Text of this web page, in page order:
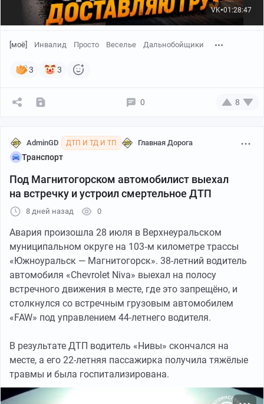
VK●01:28:47
[моё] Инвалид Просто Веселье Дальнобойщики
3 3
0 8
AdminGD ДТП И ТД И ТП Главная Дорога
Транспорт
Под Магнитогорском автомобилист выехал
на встречку и устроил смертельное ДТП
8 дней назад 0
Авария произошла 28 июля в Верхнеуральском
муниципальном округе на 103‑м километре трассы
«Южноуральск — Магнитогорск». 38-летний водитель
автомобиля «Chevrolet Niva» выехал на полосу
встречного движения в месте, где это запрещёно, и
столкнулся со встречным грузовым автомобилем
«FAW» под управлением 44-летнего водителя.
В результате ДТП водитель «Нивы» скончался на
месте, а его 22-летняя пассажирка получила тяжёлые
травмы и была госпитализирована.